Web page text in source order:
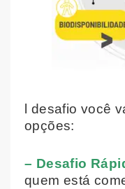
l desafio você
opções:
– Desafio
quem está